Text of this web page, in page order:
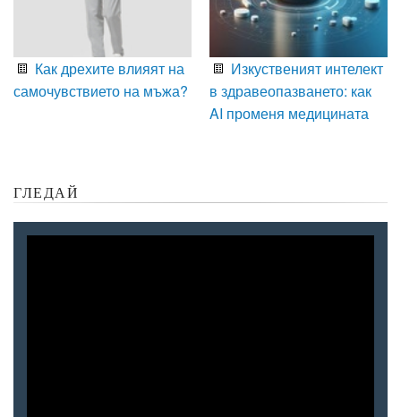
Как дрехите влияят на
самочувствието на мъжа?
Изкуственият интелект
в здравеопазването: как
AI променя медицината
ГЛЕДАЙ